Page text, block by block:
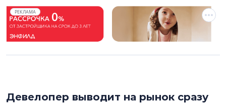
РЕКЛАМА
Девелопер выводит на рынок сразу